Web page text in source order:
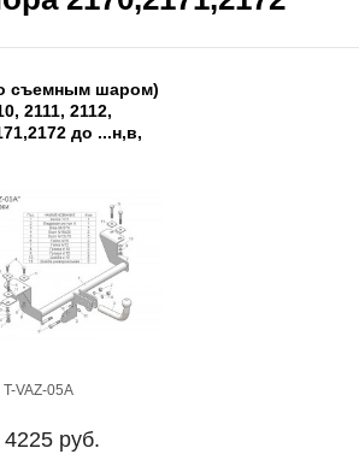
съемным шаром)
2111, 2112,
до ...н,в,
VAZ-05A
4225 руб.